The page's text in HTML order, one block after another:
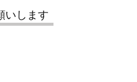
いします